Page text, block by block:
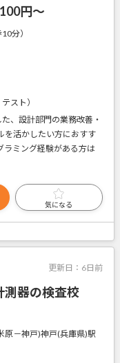
円～
分）
スト）
、設計部門の業務改善・
を活かしたい方におすす
ラミング経験がある方は
気になる
更新日： 6日前
測器の検査校
原－神戸)神戸(兵庫県)駅